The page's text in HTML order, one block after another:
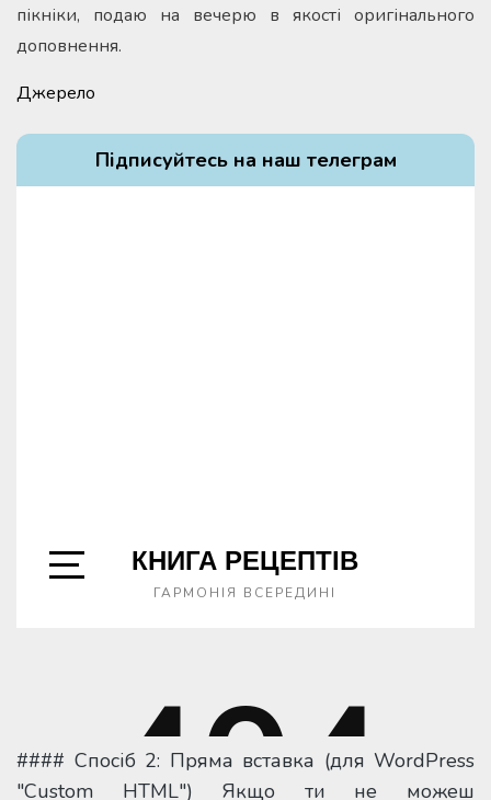
пікніки, подаю на вечерю в якості оригінального
доповнення.
Джерело
#### Спосіб 2: Пряма вставка (для WordPress
"Custom HTML") Якщо ти не можеш